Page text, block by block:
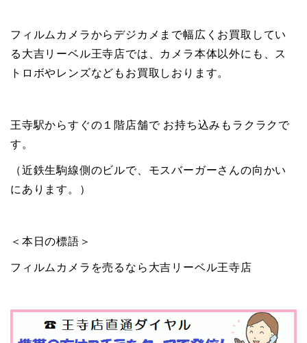
フィルムカメラからデジカメまで幅広くお買取してい
る大吉リーベル王寺店では、カメラ本体以外にも、ス
トロボやレンズなどもお買取しおります。
王寺駅からすぐの１階店舗で お持ち込みもラクラクで
す。
（近鉄生駒線側のビルで、モスバーガーさんの向かい
にあります。）
＜本日の標語＞
フィルムカメラを売るなら大吉リーベル王寺店